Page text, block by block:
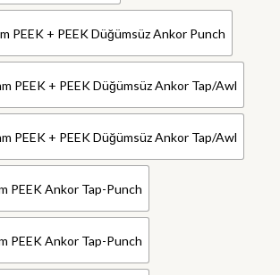
PEEK + PEEK Düğümsüz Ankor Punch
PEEK + PEEK Düğümsüz Ankor Tap/Awl
PEEK + PEEK Düğümsüz Ankor Tap/Awl
PEEK Ankor Tap-Punch
PEEK Ankor Tap-Punch